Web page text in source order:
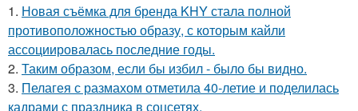
1. Новая съёмка для бренда KHY стала полной
противоположностью образу, с которым кайли
ассоциировалась последние годы.
2. Таким образом, если бы избил - было бы видно.
3. Пелагея с размахом отметила 40-летие и поделилась
кадрами с праздника в соцсетях.